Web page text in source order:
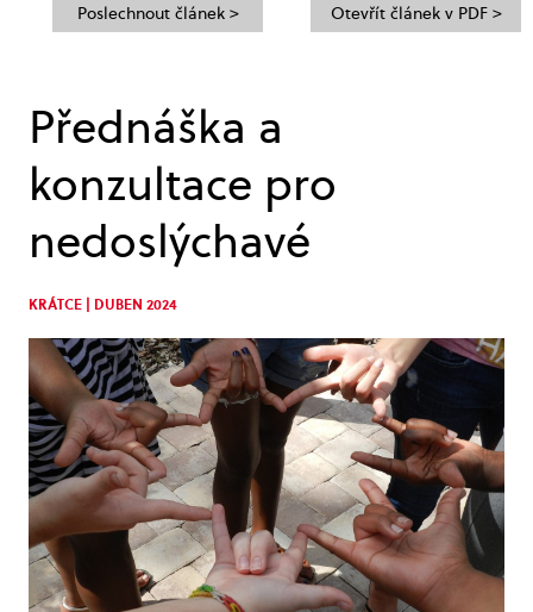
Přednáška a
konzultace pro
nedoslýchavé
KRÁTCE | DUBEN 2024
Poslechnout článek > Otevřít článek v PDF >